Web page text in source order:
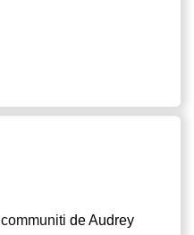
communiti de Audrey